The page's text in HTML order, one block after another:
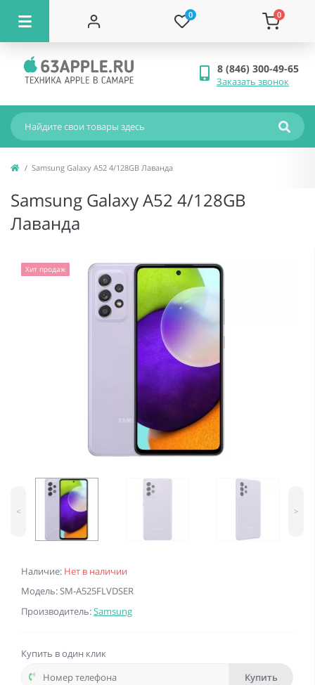
0 0
8 (846) 300-49-65
Заказать звонок
Samsung Galaxy A52 4/128GB Лаванда
Samsung Galaxy A52 4/128GB
Лаванда
Наличие: Нет в наличии
Модель: SM-A525FLVDSER
Производитель:Samsung
Хит продаж
< >
Купить в один клик
Купить